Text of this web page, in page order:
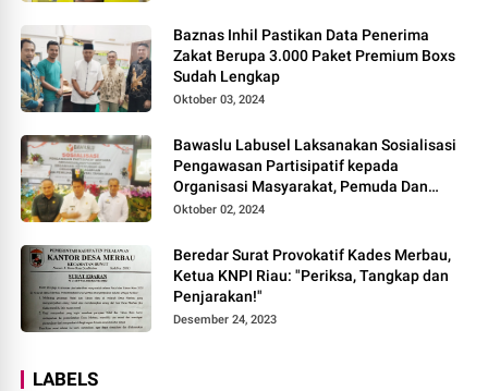
Baznas Inhil Pastikan Data Penerima
Zakat Berupa 3.000 Paket Premium Boxs
Sudah Lengkap
Oktober 03, 2024
Bawaslu Labusel Laksanakan Sosialisasi
Pengawasan Partisipatif kepada
Organisasi Masyarakat, Pemuda Dan
Agama Pada pilkada Serentak 2024
Oktober 02, 2024
Beredar Surat Provokatif Kades Merbau,
Ketua KNPI Riau: "Periksa, Tangkap dan
Penjarakan!"
Desember 24, 2023
LABELS